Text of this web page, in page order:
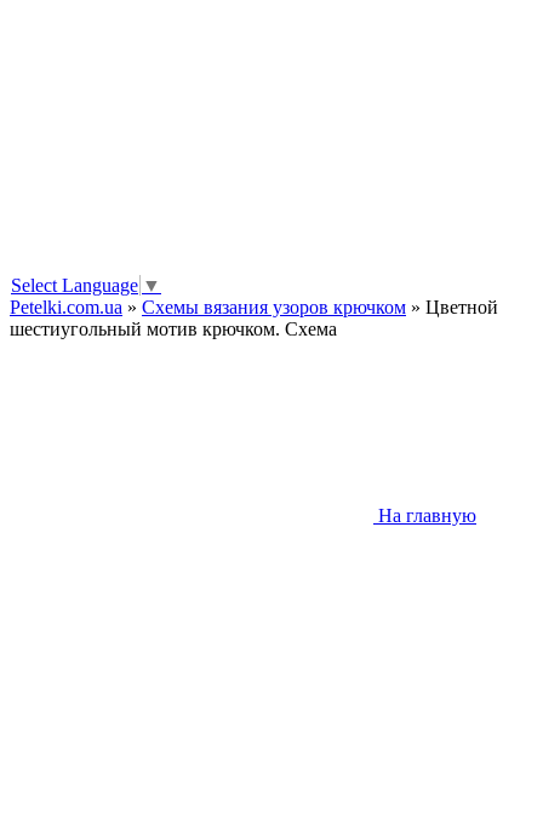
Select Language ▼
Petelki.com.ua » Схемы вязания узоров крючком » Цветной
шестиугольный мотив крючком. Схема
На главную